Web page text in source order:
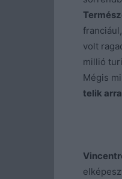
volt
millió
Mégis
telik